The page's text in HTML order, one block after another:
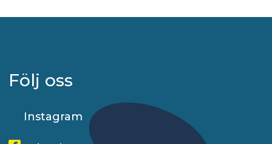
Följ oss
Instagram